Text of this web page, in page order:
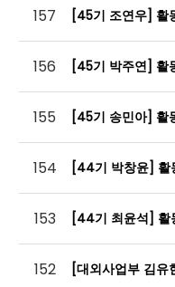
157 [45기 조연우] 활
156 [45기 박주연] 활
155 [45기 송민아] 활
154 [44기 박창윤]
153 [44기 최윤석]
152 [대외사업부 김